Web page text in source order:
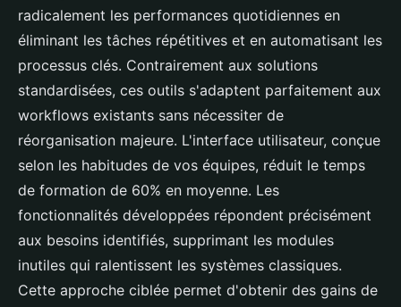
radicalement les performances quotidiennes en
éliminant les tâches répétitives et en automatisant les
processus clés. Contrairement aux solutions
standardisées, ces outils s'adaptent parfaitement aux
workflows existants sans nécessiter de
réorganisation majeure. L'interface utilisateur, conçue
selon les habitudes de vos équipes, réduit le temps
de formation de 60% en moyenne. Les
fonctionnalités développées répondent précisément
aux besoins identifiés, supprimant les modules
inutiles qui ralentissent les systèmes classiques.
Cette approche ciblée permet d'obtenir des gains de